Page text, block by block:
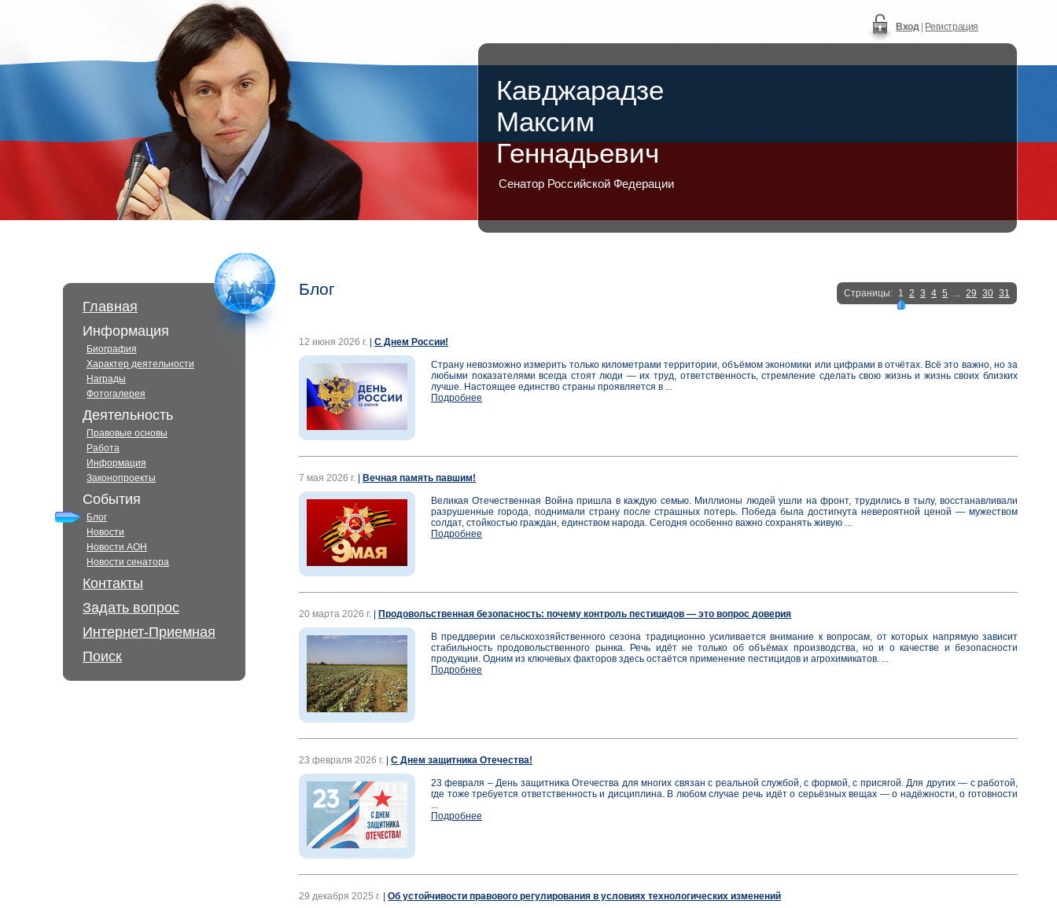
Вход| Регистрация
Кавджарадзе
Максим
Геннадьевич
Сенатор Российской Федерации
Главная
Информация
Биография
Характер деятельности
Награды
Фотогалерея
Деятельность
Правовые основы
Работа
Информация
Законопроекты
События
Блог
Новости
Новости АОН
Новости сенатора
Контакты
Задать вопрос
Интернет-Приемная
Поиск
Блог Страницы: 1 2 3 4 5 ... 29 30 31
12 июня 2026 г. С Днем России!
Страну невозможно измерить только километрами территории, объёмом экономики или цифрами в отчётах. Всё это важно, но за
любыми показателями всегда стоят люди — их труд, ответственность, стремление сделать свою жизнь и жизнь своих близких
лучше. Настоящее единство страны проявляется в ...
Подробнее
7 мая 2026 г. Вечная память павшим!
Великая Отечественная Война пришла в каждую семью. Миллионы людей ушли на фронт, трудились в тылу, восстанавливали
разрушенные города, поднимали страну после страшных потерь. Победа была достигнута невероятной ценой — мужеством
солдат, стойкостью граждан, единством народа. Сегодня особенно важно сохранять живую ...
Подробнее
20 марта 2026 г. Продовольственная безопасность: почему контроль пестицидов — это вопрос доверия
В преддверии сельскохозяйственного сезона традиционно усиливается внимание к вопросам, от которых напрямую зависит
стабильность продовольственного рынка. Речь идёт не только об объёмах производства, но и о качестве и безопасности
продукции. Одним из ключевых факторов здесь остаётся применение пестицидов и агрохимикатов. ...
Подробнее
23 февраля 2026 г. С Днем защитника Отечества!
23 февраля – День защитника Отечества для многих связан с реальной службой, с формой, с присягой. Для других — с работой,
где тоже требуется ответственность и дисциплина. В любом случае речь идёт о серьёзных вещах — о надёжности, о готовности
...
Подробнее
29 декабря 2025 г. Об устойчивости правового регулирования в условиях технологических изменений